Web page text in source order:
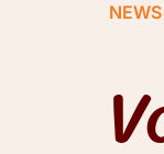
NEWS